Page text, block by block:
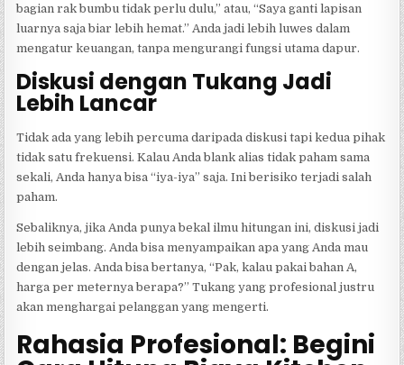
bagian rak bumbu tidak perlu dulu,” atau, “Saya ganti lapisan
luarnya saja biar lebih hemat.” Anda jadi lebih luwes dalam
mengatur keuangan, tanpa mengurangi fungsi utama dapur.
Diskusi dengan Tukang Jadi
Lebih Lancar
Tidak ada yang lebih percuma daripada diskusi tapi kedua pihak
tidak satu frekuensi. Kalau Anda blank alias tidak paham sama
sekali, Anda hanya bisa “iya-iya” saja. Ini berisiko terjadi salah
paham.
Sebaliknya, jika Anda punya bekal ilmu hitungan ini, diskusi jadi
lebih seimbang. Anda bisa menyampaikan apa yang Anda mau
dengan jelas. Anda bisa bertanya, “Pak, kalau pakai bahan A,
harga per meternya berapa?” Tukang yang profesional justru
akan menghargai pelanggan yang mengerti.
Rahasia Profesional: Begini